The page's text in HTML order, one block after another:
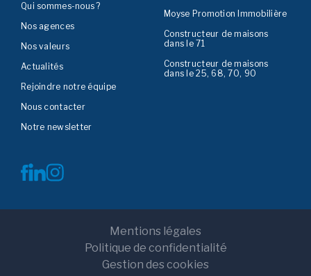
Qui sommes-nous ?
Nos agences
Nos valeurs
Actualités
Rejoindre notre équipe
Nous contacter
Notre newsletter
Moyse Promotion Immobilière
Constructeur de maisons
dans le 71
Constructeur de maisons
dans le 25, 68, 70, 90
Mentions légales
Politique de confidentialité
Gestion des cookies